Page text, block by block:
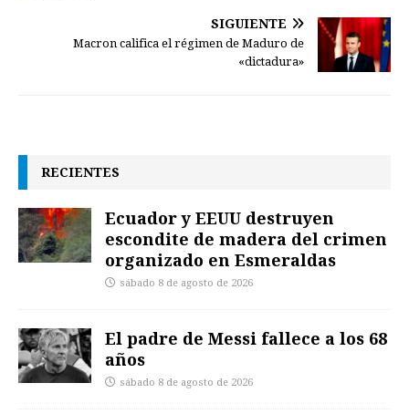
SIGUIENTE
Macron califica el régimen de Maduro de
«dictadura»
RECIENTES
Ecuador y EEUU destruyen
escondite de madera del crimen
organizado en Esmeraldas
sábado 8 de agosto de 2026
El padre de Messi fallece a los 68
años
sábado 8 de agosto de 2026